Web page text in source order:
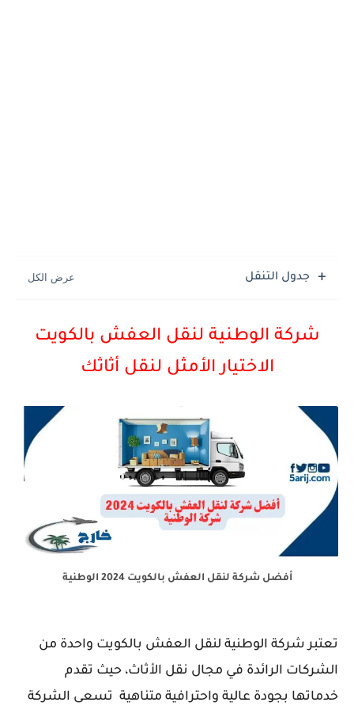
جدول التنقل
شركة الوطنية لنقل العفش بالكويت
الاختيار الأمثل لنقل أثاثك
أفضل شركة لنقل العفش بالكويت 2024 الوطنية
تعتبر شركة الوطنية لنقل العفش بالكويت واحدة من
الشركات الرائدة في مجال نقل الأثاث، حيث تقدم
خدماتها بجودة عالية واحترافية متناهية تسعى الشركة